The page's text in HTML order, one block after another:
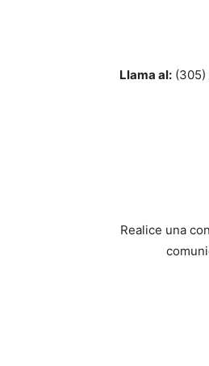
Llama al:(305)
Realice una